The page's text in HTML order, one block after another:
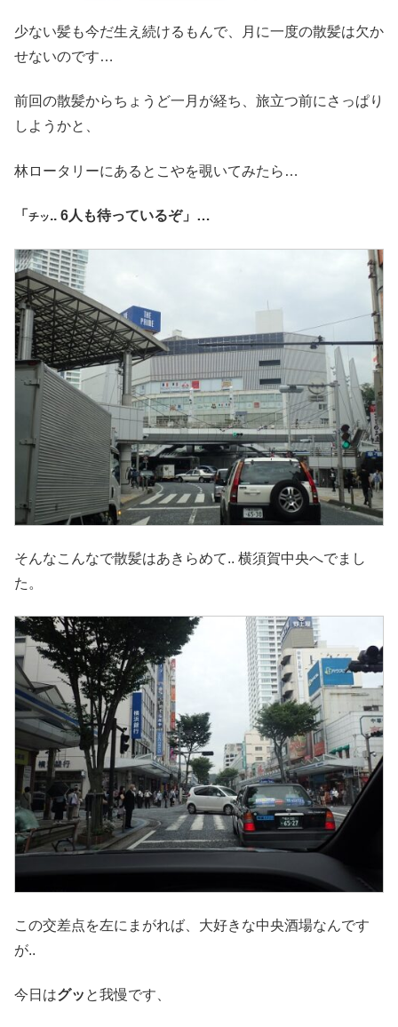
少ない髪も今だ生え続けるもんで、月に一度の散髪は欠か
せないのです…
前回の散髪からちょうど一月が経ち、旅立つ前にさっぱり
しようかと、
林ロータリーにあるとこやを覗いてみたら…
「 チッ.. 6人も待っているぞ」…
そんなこんなで散髪はあきらめて.. 横須賀中央へでまし
た。
この交差点を左にまがれば、大好きな中央酒場なんです
が..
今日はグッ と我慢です、